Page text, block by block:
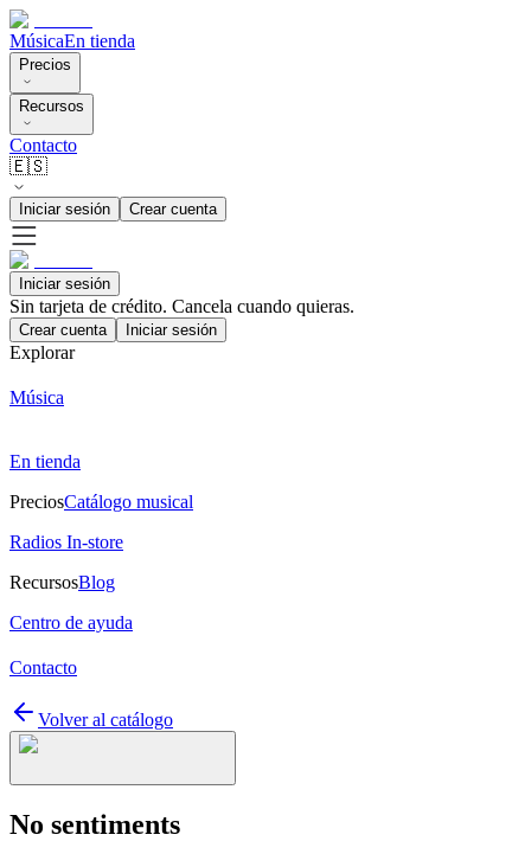
MúsicaEn tienda
Precios
Recursos
Contacto
🇪🇸
Iniciar sesión Crear cuenta
Iniciar sesión
Sin tarjeta de crédito. Cancela cuando quieras.
Crear cuenta Iniciar sesión
Explorar
Música
En tienda
PreciosCatálogo musical
Radios In-store
RecursosBlog
Centro de ayuda
Contacto
Volver al catálogo
No sentiments